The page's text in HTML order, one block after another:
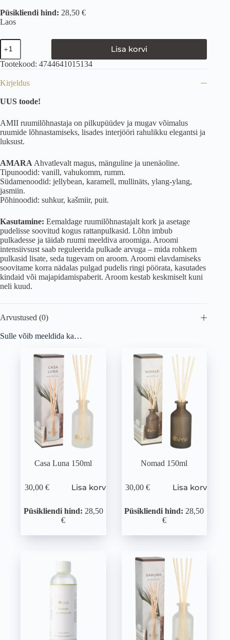
Püsikliendi hind: 28,50 €
Laos
Lisa korvi
Tootekood: 4744641015134
Kirjeldus
UUS toode!
AMII ruumilõhnastaja on pilkupüüdev ja mugav võimalus
ruumide lõhnastamiseks, lisades interjööri rahulikku elegantsi ja
luksust.
AMARA Ahvatlevalt magus, mänguline ja unenäoline.
Tipunoodid: vanill, vahukomm, rumm.
Südamenoodid: jellybean, karamell, mullinäts, ylang-ylang,
jasmiin.
Põhinoodid: suhkur, kašmiir, puit.
Kasutamine: Eemaldage ruumilõhnastajalt kork ja asetage
pudelisse soovitud kogus rattanpulkasid. Lõhn imbub
pulkadesse ja täidab ruumi meeldiva aroomiga. Aroomi
intensiivsust saab reguleerida pulkade arvuga – mida rohkem
pulkasid lisate, seda tugevam on aroom. Aroomi elavdamiseks
soovitame korra nädalas pulgad pudelis ringi pöörata, kasutades
kindaid või majapidamispaberit. Aroom kestab keskmiselt kuni
neli kuud.
Arvustused (0)
Sulle võib meeldida ka…
Casa Luna 150ml
30,00 € Lisa korvi
Püsikliendi hind: 28,50
€
Nomad 150ml
30,00€ Lisa korvi
Püsikliendi hind: 28,50
€